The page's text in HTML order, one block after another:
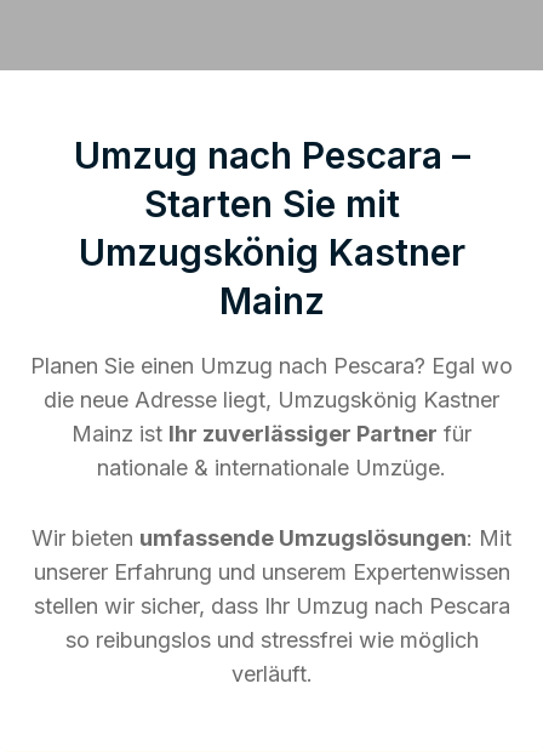
Umzug nach Pescara –
Starten Sie mit
Umzugskönig Kastner
Mainz
Planen Sie einen Umzug nach Pescara? Egal wo
die neue Adresse liegt, Umzugskönig Kastner
Mainz ist Ihr zuverlässiger Partner für
nationale & internationale Umzüge.
Wir bieten umfassende Umzugslösungen: Mit
unserer Erfahrung und unserem Expertenwissen
stellen wir sicher, dass Ihr Umzug nach Pescara
so reibungslos und stressfrei wie möglich
verläuft.